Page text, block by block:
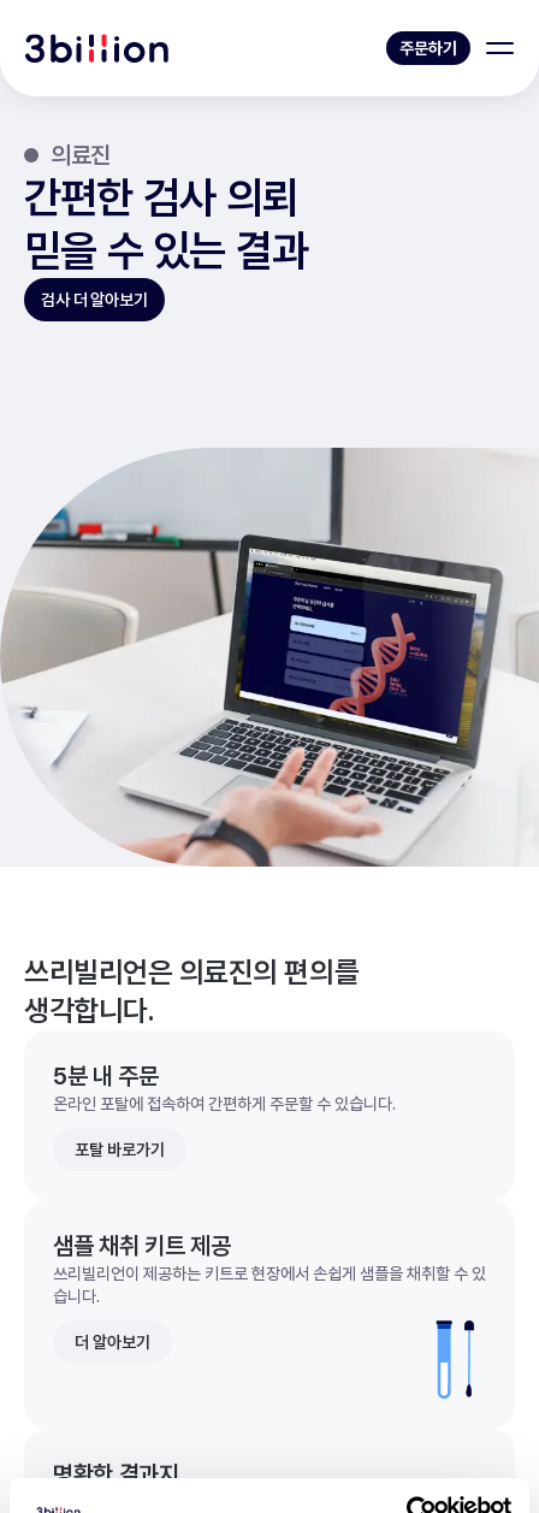
주문하기
의료진
간편한 검사 의뢰
믿을 수 있는 결과
검사 더 알아보기
쓰리빌리언은 의료진의 편의를
생각합니다.
5분 내 주문
온라인 포탈에 접속하여 간편하게 주문할 수 있습니다.
포탈 바로가기
샘플 채취 키트 제공
쓰리빌리언이 제공하는 키트로 현장에서 손쉽게 샘플을 채취할 수 있
습니다.
더 알아보기
명확한 결과지